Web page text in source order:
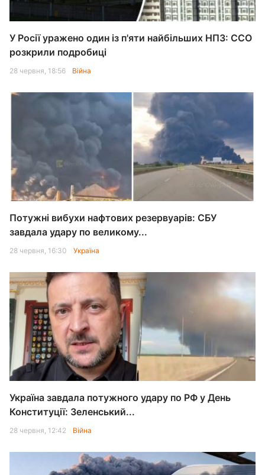
У Росії уражено один із п'яти найбільших НПЗ: ССО
розкрили подробиці
28 червня, 18:56 Війна
Потужні вибухи нафтових резервуарів: СБУ
завдала удару по великому...
28 червня, 16:30 Україна
Україна завдала потужного удару по РФ у День
Конституції: Зеленський...
28 червня, 12:42 Війна